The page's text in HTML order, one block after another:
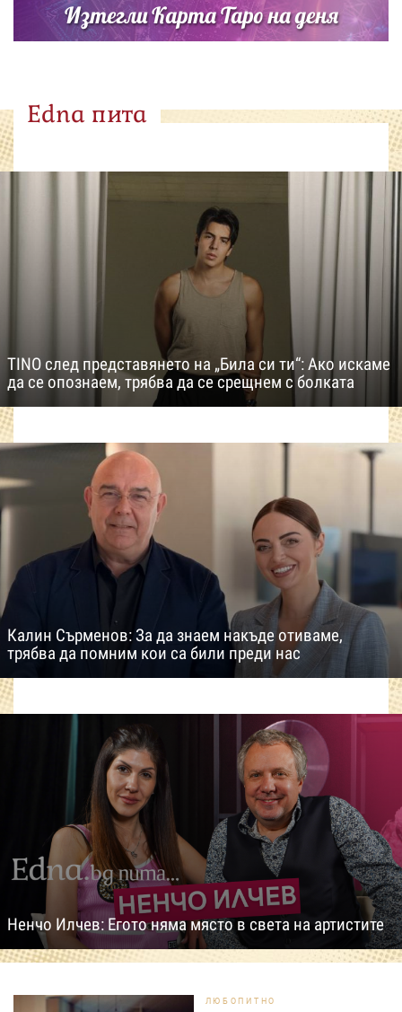
Изтегли Карта Таро на деня
Edna пита
TINO след представянето на „Била си ти“: Ако искаме
да се опознаем, трябва да се срещнем с болката
Калин Сърменов: За да знаем накъде отиваме,
трябва да помним кои са били преди нас
Ненчо Илчев: Егото няма място в света на артистите
ЛЮБОПИТНО